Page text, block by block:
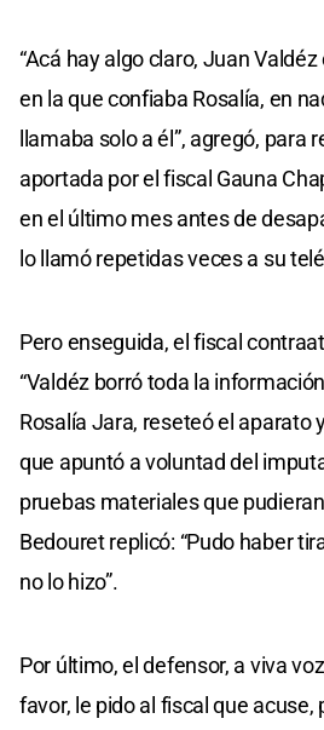
“Acá hay algo claro, Juan
en la que confiaba Rosalía, en
llamaba solo a él”, agregó, para
aportada por el fiscal Gauna
en el último mes antes de
lo llamó repetidas veces a su
Pero enseguida, el fiscal
“Valdéz borró toda la
Rosalía Jara, reseteó el aparato
que apuntó a voluntad del
pruebas materiales que
Bedouret replicó: “Pudo haber
no lo hizo”.
Por último, el defensor, a viva
favor, le pido al fiscal que acuse,